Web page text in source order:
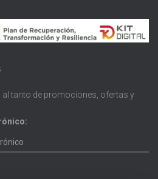
al tanto de promociones, ofertas y